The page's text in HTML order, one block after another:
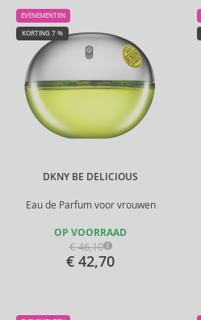
DKNY BE DELICIOUS
Eau de Parfum voor vrouwen
EVENEMENTEN
KORTING 7 %
OP VOORRAAD
€ 46,10
€ 42,70